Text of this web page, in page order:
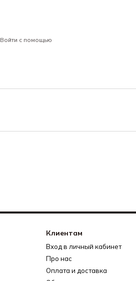
Войти с помощью
Клиентам
Вход в личный кабинет
Про нас
Оплата и доставка